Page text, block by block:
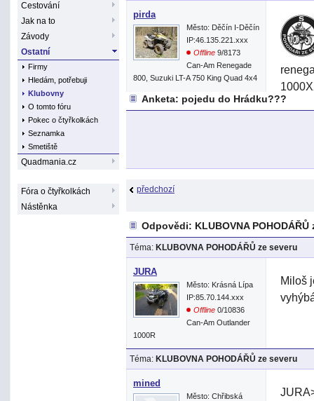
Cestování
Jak na to
Závody
Ostatní
Firmy
Hledám, potřebuji
Klubovny
O tomto fóru
Pokec o čtyřkolkách
Seznamka
Smetiště
Quadmania.cz
Fóra o čtyřkolkách
Nástěnka
pirda
Město: Děčín I-Děčín
IP:46.135.221.xxx
Offline 9/8173
Can-Am Renegade
800, Suzuki LT-A 750 King Quad 4x4
Anketa: pojedu do Hrádku???
předchozí
Odpovědi: KLUBOVNA POHODÁŘŮ
Téma: KLUBOVNA POHODÁŘŮ ze severu
JURA
Město: Krásná Lípa
IP:85.70.144.xxx
Offline 0/10836
Can-Am Outlander
1000R
Miloš
Téma: KLUBOVNA POHODÁŘŮ ze severu
mined
Město: Chřibská